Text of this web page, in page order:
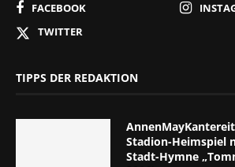
FACEBOOK
TWITTER
TIPPS DER REDAKTION
Stadion-Heimspiel
Stadt-Hymne